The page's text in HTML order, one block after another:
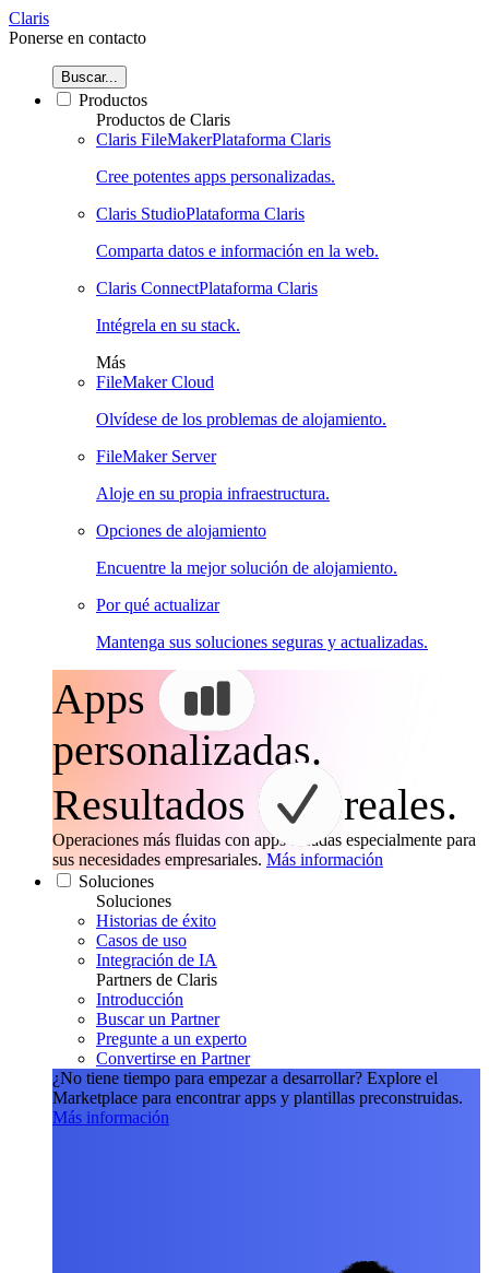
Claris
Ponerse en contacto
Buscar...
Productos
Productos de Claris
Claris FileMakerPlataforma Claris
Cree potentes apps personalizadas.
Claris StudioPlataforma Claris
Comparta datos e información en la web.
Claris ConnectPlataforma Claris
Intégrela en su stack.
Más
FileMaker Cloud
Olvídese de los problemas de alojamiento.
FileMaker Server
Aloje en su propia infraestructura.
Opciones de alojamiento
Encuentre la mejor solución de alojamiento.
Por qué actualizar
Mantenga sus soluciones seguras y actualizadas.
Apps
personalizadas.
Resultados
reales.
Operaciones más fluidas con apps creadas especialmente para
sus necesidades empresariales. Más información
Soluciones
Soluciones
Historias de éxito
Casos de uso
Integración de IA
Partners de Claris
Introducción
Buscar un Partner
Pregunte a un experto
Convertirse en Partner
¿No tiene tiempo para empezar a desarrollar? Explore el
Marketplace para encontrar apps y plantillas preconstruidas.
Más información